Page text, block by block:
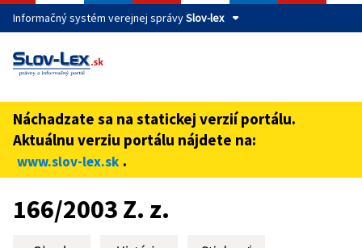
Informačný systém verejnej správySlov-lex
Táto stránka je zabezpečená
cez zabezpečenú webovú stránku verejnej správy SR.
Zabezpečená stránka vždy začína https:// pred názvom
domény webového sídla.
Náchadzate sa na statickej verzií portálu.
Aktuálnu verziu portálu nájdete na:
www.slov-lex.sk .
Preskoč na obsah
166/2003 Z. z.